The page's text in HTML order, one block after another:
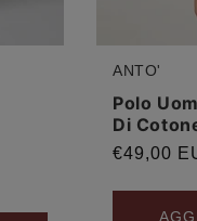
Produttore:
ANTO'
Polo
Di
Prezzo
€49,00